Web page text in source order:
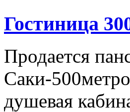
Гостиница
Продается
Саки-
душевая